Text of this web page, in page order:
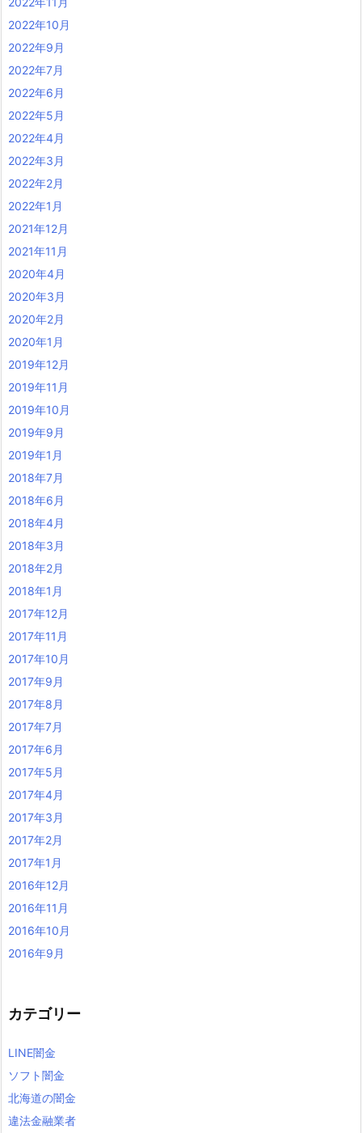
2022年10月
2022年9月
2022年7月
2022年6月
2022年5月
2022年4月
2022年3月
2022年2月
2022年1月
2021年12月
2021年11月
2020年4月
2020年3月
2020年2月
2020年1月
2019年12月
2019年11月
2019年10月
2019年9月
2019年1月
2018年7月
2018年6月
2018年4月
2018年3月
2018年2月
2018年1月
2017年12月
2017年11月
2017年10月
2017年9月
2017年8月
2017年7月
2017年6月
2017年5月
2017年4月
2017年3月
2017年2月
2017年1月
2016年12月
2016年11月
2016年10月
2016年9月
カテゴリー
LINE闇金
ソフト闇金
北海道の闇金
違法金融業者